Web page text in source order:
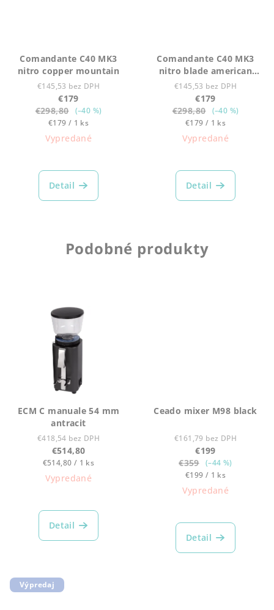
Comandante C40 MK3
nitro copper mountain
€145,53 bez DPH
€179
€298,80
(–40 %)
Jednotková
cena:
€179 / 1 ks
Vypredané
Detail
Comandante C40 MK3
nitro blade american
cherry
€145,53 bez DPH
€179
€298,80
(–40 %)
Jednotková
cena:
€179 / 1 ks
Vypredané
Detail
Podobné produkty
ECM C manuale 54 mm
antracit
€418,54 bez DPH
€514,80
Jednotková
cena:
€514,80 / 1 ks
Vypredané
Detail
Ceado mixer M98 black
€161,79 bez DPH
€199
€359 (–44 %)
Jednotková
cena:
€199 / 1 ks
Vypredané
Detail
Výpredaj